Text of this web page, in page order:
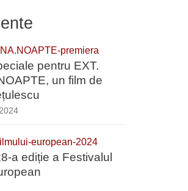
pentru EXT.
un film de
a ediție a Festivalul